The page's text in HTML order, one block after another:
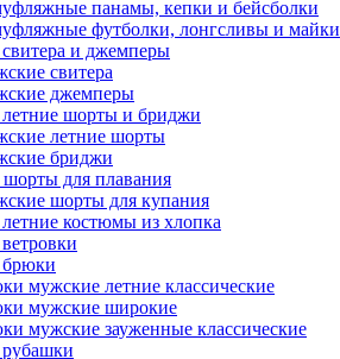
панамы, кепки и бейсболки
футболки, лонгсливы и майки
и джемперы
свитера
джемперы
шорты и бриджи
летние шорты
бриджи
для плавания
шорты для купания
костюмы из хлопка
мужские летние классические
мужские широкие
мужские зауженные классические